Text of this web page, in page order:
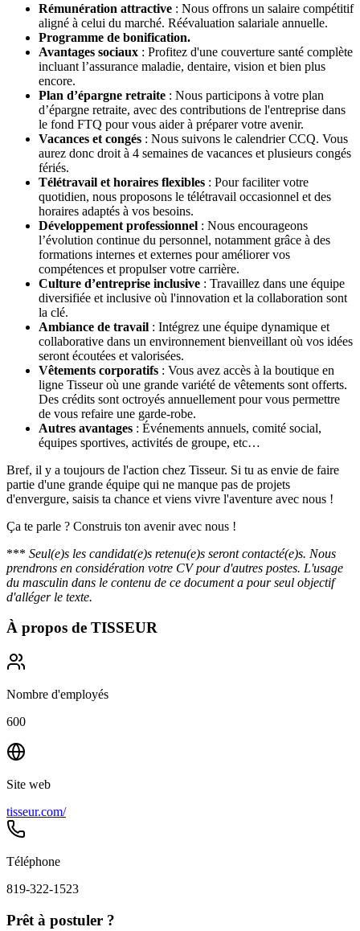
Rémunération attractive : Nous offrons un salaire compétitif
aligné à celui du marché. Réévaluation salariale annuelle.
Programme de bonification.
Avantages sociaux : Profitez d'une couverture santé complète
incluant l’assurance maladie, dentaire, vision et bien plus
encore.
Plan d’épargne retraite : Nous participons à votre plan
d’épargne retraite, avec des contributions de l'entreprise dans
le fond FTQ pour vous aider à préparer votre avenir.
Vacances et congés : Nous suivons le calendrier CCQ. Vous
aurez donc droit à 4 semaines de vacances et plusieurs congés
fériés.
Télétravail et horaires flexibles : Pour faciliter votre
quotidien, nous proposons le télétravail occasionnel et des
horaires adaptés à vos besoins.
Développement professionnel : Nous encourageons
l’évolution continue du personnel, notamment grâce à des
formations internes et externes pour améliorer vos
compétences et propulser votre carrière.
Culture d’entreprise inclusive : Travaillez dans une équipe
diversifiée et inclusive où l'innovation et la collaboration sont
la clé.
Ambiance de travail : Intégrez une équipe dynamique et
collaborative dans un environnement bienveillant où vos idées
seront écoutées et valorisées.
Vêtements corporatifs : Vous avez accès à la boutique en
ligne Tisseur où une grande variété de vêtements sont offerts.
Des crédits sont octroyés annuellement pour vous permettre
de vous refaire une garde-robe.
Autres avantages : Événements annuels, comité social,
équipes sportives, activités de groupe, etc…
Bref, il y a toujours de l'action chez Tisseur. Si tu as envie de faire
partie d'une grande équipe qui ne manque pas de projets
d'envergure, saisis ta chance et viens vivre l'aventure avec nous !
Ça te parle ? Construis ton avenir avec nous !
*** Seul(e)s les candidat(e)s retenu(e)s seront contacté(e)s. Nous
prendrons en considération votre CV pour d'autres postes. L'usage
du masculin dans le contenu de ce document a pour seul objectif
d'alléger le texte.
À propos de TISSEUR
Nombre d'employés
600
Site web
tisseur.com/
Téléphone
819-322-1523
Prêt à postuler ?